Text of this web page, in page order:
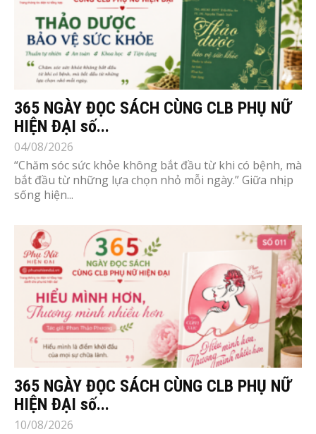
365 NGÀY ĐỌC SÁCH CÙNG CLB PHỤ NỮ
HIỆN ĐẠI số...
04/08/2026
“Chăm sóc sức khỏe không bắt đầu từ khi có bệnh, mà
bắt đầu từ những lựa chọn nhỏ mỗi ngày.” Giữa nhịp
sống hiện...
365 NGÀY ĐỌC SÁCH CÙNG CLB PHỤ NỮ
HIỆN ĐẠI số...
10/08/2026